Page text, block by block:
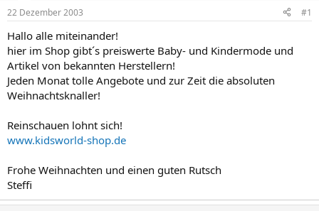
e
r
l
t
a
m
22 Dezember 2003 #1
Hallo alle miteinander!
hier im Shop gibt´s preiswerte Baby- und Kindermode und
Artikel von bekannten Herstellern!
Jeden Monat tolle Angebote und zur Zeit die absoluten
Weihnachtsknaller!
Reinschauen lohnt sich!
www.kidsworld-shop.de
Frohe Weihnachten und einen guten Rutsch
Steffi